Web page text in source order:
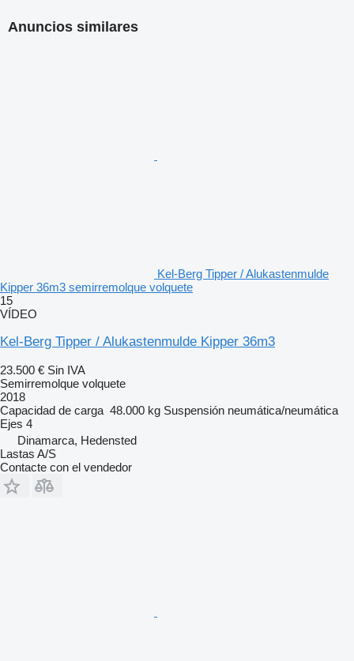
Anuncios similares
Kel-Berg Tipper / Alukastenmulde
Kipper 36m3 semirremolque volquete
15
VÍDEO
Kel-Berg Tipper / Alukastenmulde Kipper 36m3
23.500 € Sin IVA
Semirremolque volquete
2018
Capacidad de carga 48.000 kg Suspensión neumática/neumática
Ejes 4
Dinamarca, Hedensted
Lastas A/S
Contacte con el vendedor